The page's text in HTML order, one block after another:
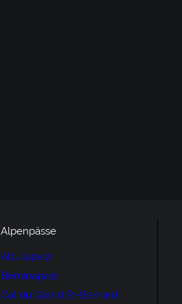
Alpenpässe
Albulapass
Berninapass
Col du Grand St-Bernard